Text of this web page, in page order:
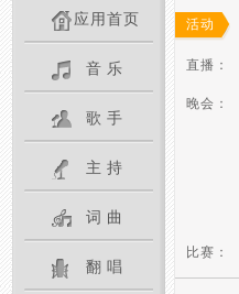
应用首页
音乐
歌手
主持
词曲
翻唱
活动
直播：
晚会：
比赛：